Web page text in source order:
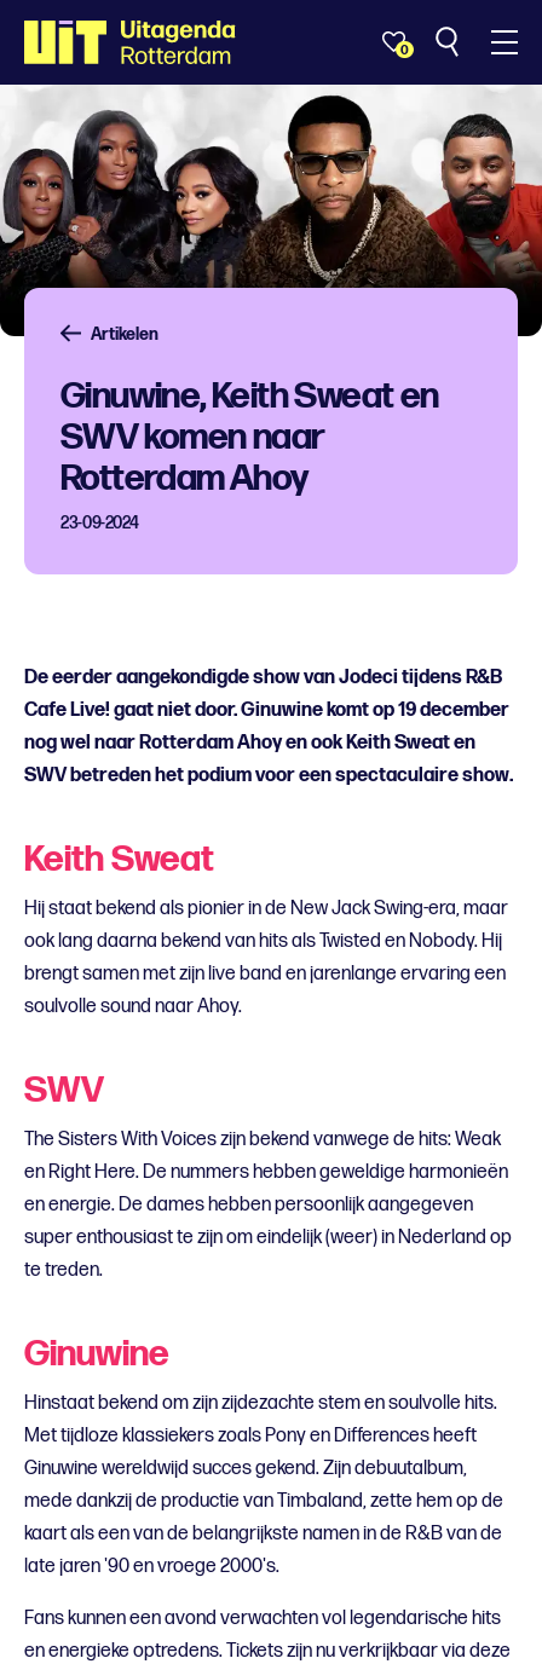
0
Artikelen
Ginuwine, Keith Sweat en
SWV komen naar
Rotterdam Ahoy
23-09-2024
De eerder aangekondigde show van Jodeci tijdens R&B
Cafe Live! gaat niet door. Ginuwine komt op 19 december
nog wel naar Rotterdam Ahoy en ook Keith Sweat en
SWV betreden het podium voor een spectaculaire show.
Keith Sweat
Hij staat bekend als pionier in de New Jack Swing-era, maar
ook lang daarna bekend van hits als Twisted en Nobody. Hij
brengt samen met zijn live band en jarenlange ervaring een
soulvolle sound naar Ahoy.
SWV
The Sisters With Voices zijn bekend vanwege de hits: Weak
en Right Here. De nummers hebben geweldige harmonieën
en energie. De dames hebben persoonlijk aangegeven
super enthousiast te zijn om eindelijk (weer) in Nederland op
te treden.
Ginuwine
Hinstaat bekend om zijn zijdezachte stem en soulvolle hits.
Met tijdloze klassiekers zoals Pony en Differences heeft
Ginuwine wereldwijd succes gekend. Zijn debuutalbum,
mede dankzij de productie van Timbaland, zette hem op de
kaart als een van de belangrijkste namen in de R&B van de
late jaren '90 en vroege 2000's.
Fans kunnen een avond verwachten vol legendarische hits
en energieke optredens. Tickets zijn nu verkrijkbaar via deze